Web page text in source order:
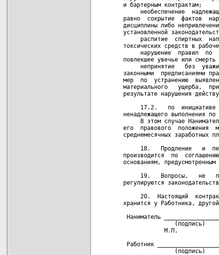
и бартерным контрактам;
необеспечение
равно  сокрытие  фактов
дисциплины либо
установленной
распитие  спиртных
токсических средств в
нарушение  правил  по
повлекшее увечье или
непринятие   без
законными  предписаниями
мер  по  устранению
материального   ущерба,
результате нарушения
17.2.   по  инициативе
ненадлежащего выполнения
В этом случае
его  правового  положения
среднемесячных заработных
18.   Продление   и
производится  по
основаниям, предусмотренным
19.   Вопросы,   не
регулируются
20.  Настоящий
хранится у Работника,
Наниматель
               (подпись)
            М.П.
Работник
               (подпись)